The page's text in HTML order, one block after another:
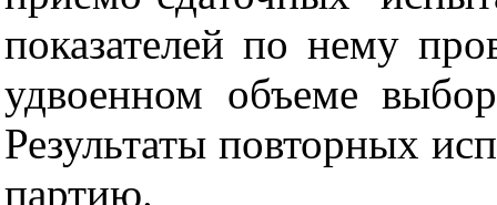
показателей по нему
удвоенном объеме
Результаты повторных
партию.